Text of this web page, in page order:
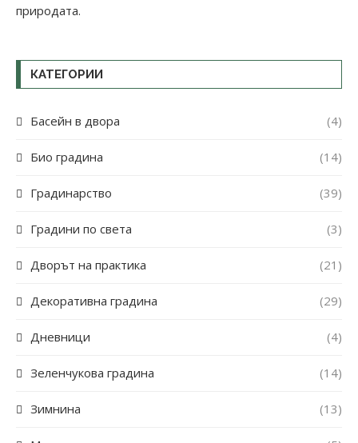
природата.
КАТЕГОРИИ
Басейн в двора (4)
Био градина (14)
Градинарство (39)
Градини по света (3)
Дворът на практика (21)
Декоративна градина (29)
Дневници (4)
Зеленчукова градина (14)
Зимнина (13)